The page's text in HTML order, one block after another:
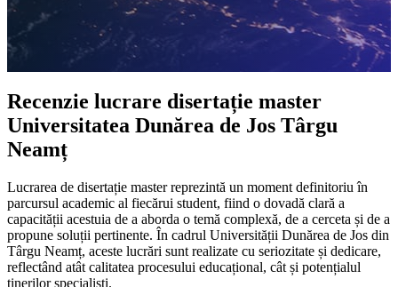
Recenzie lucrare disertație master
Universitatea Dunărea de Jos Târgu
Neamț
Lucrarea de disertație master reprezintă un moment definitoriu în
parcursul academic al fiecărui student, fiind o dovadă clară a
capacității acestuia de a aborda o temă complexă, de a cerceta și de a
propune soluții pertinente. În cadrul Universității Dunărea de Jos din
Târgu Neamț, aceste lucrări sunt realizate cu seriozitate și dedicare,
reflectând atât calitatea procesului educațional, cât și potențialul
tinerilor specialiști.